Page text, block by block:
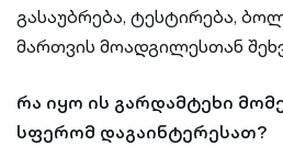
გასაუბრება, ტესტირება,
მართვის მოადგილესთან
რა იყო ის გარდამტეხი
სფერომ დაგაინტერესათ?